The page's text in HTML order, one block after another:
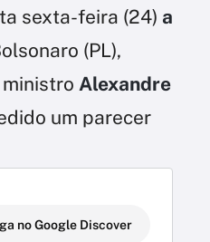
sexta-feira (24) a
(PL),
Alexandre
um parecer
no Google Discover